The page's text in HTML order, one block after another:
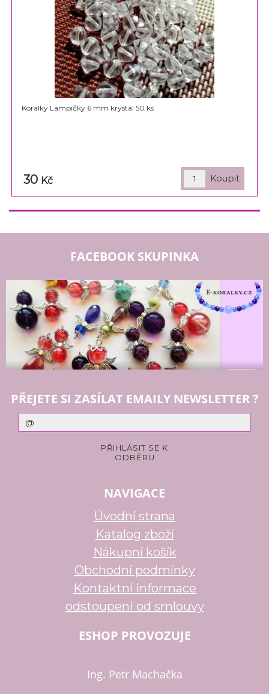
Korálky Lampičky 6 mm krystal 50 ks
30 Kč
FACEBOOK SKUPINKA
PŘEJETE SI ZASÍLAT EMAILY NEWSLETTER ?
NAVIGACE
Úvodní strana
Katalog zboží
Nákupní košík
Obchodní podmínky
Kontaktní informace
odstoupeni od smlouvy
ESHOP PROVOZUJE
Ing. Petr Machačka